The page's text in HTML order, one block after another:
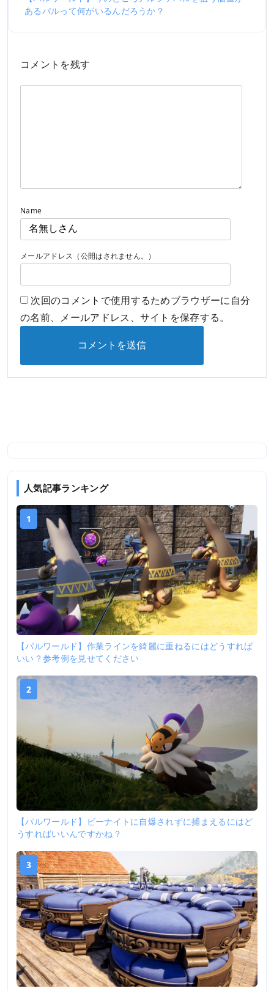
あるパルって何がいるんだろうか？
コメントを残す
Name
メールアドレス（公開はされません。）
次回のコメントで使用するためブラウザーに自分
の名前、メールアドレス、サイトを保存する。
人気記事ランキング
1
【パルワールド】作業ラインを綺麗に重ねるにはどうすれば
いい？参考例を見せてください
2
【パルワールド】ビーナイトに自爆されずに捕まえるにはど
うすればいいんですかね？
3